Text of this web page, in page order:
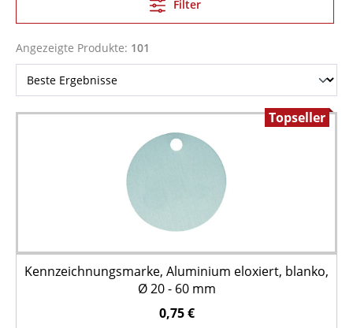
Filter
Angezeigte Produkte: 101
Topseller
Kennzeichnungsmarke, Aluminium eloxiert, blanko,
Ø 20 - 60 mm
0,75 €